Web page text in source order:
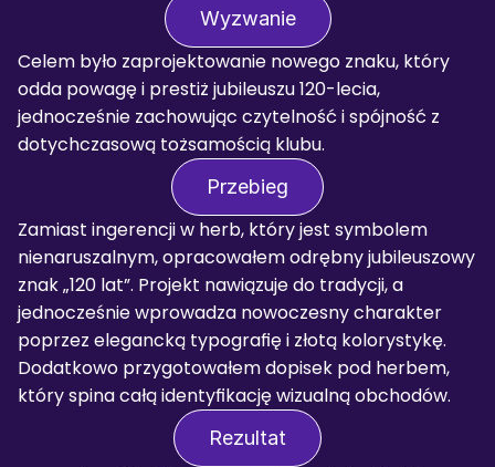
Wyzwanie
Celem było zaprojektowanie nowego znaku, który
odda powagę i prestiż jubileuszu 120-lecia,
jednocześnie zachowując czytelność i spójność z
dotychczasową tożsamością klubu.
Przebieg
Zamiast ingerencji w herb, który jest symbolem
nienaruszalnym, opracowałem odrębny jubileuszowy
znak „120 lat”. Projekt nawiązuje do tradycji, a
jednocześnie wprowadza nowoczesny charakter
poprzez elegancką typografię i złotą kolorystykę.
Dodatkowo przygotowałem dopisek pod herbem,
który spina całą identyfikację wizualną obchodów.
Rezultat